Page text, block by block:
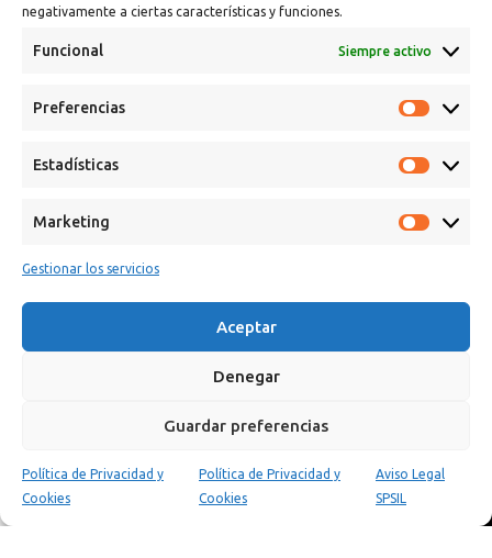
negativamente a ciertas características y funciones.
Funcional Siempre activo
Preferencias
Estadísticas
Marketing
Gestionar los servicios
Aceptar
Denegar
Guardar preferencias
Política de Privacidad y
Cookies
Política de Privacidad y
Cookies
Aviso Legal
SPSIL
Calle Campanar, 4º, 03330 Crevillent (Alicante)
+34 641 61 06 23
paint@spsil.es
0
Carrito
Mi cuenta